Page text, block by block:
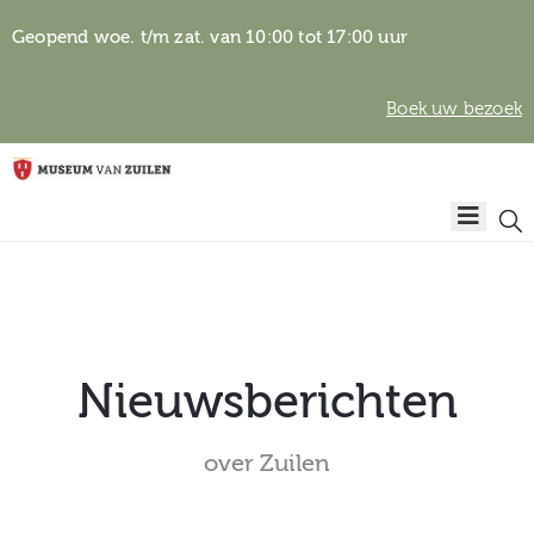
Geopend woe. t/m zat. van 10:00 tot 17:00 uur
Boek uw bezoek
Home
Nieuwsberichten
over Zuilen
Algemene